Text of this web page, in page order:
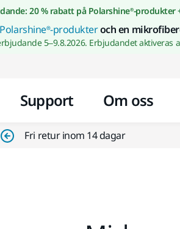
Gå till innehållet
20 % rabatt på Polarshine®-produkter
Polarshine®-produkteroch en
5–9.8.2026. Erbjudandet aktiveras
Support Om oss
Fri retur inom 14 dagar